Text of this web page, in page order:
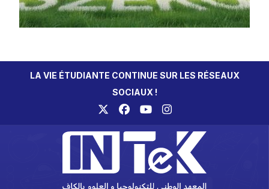
LA VIE ÉTUDIANTE CONTINUE SUR LES RÉSEAUX
SOCIAUX !